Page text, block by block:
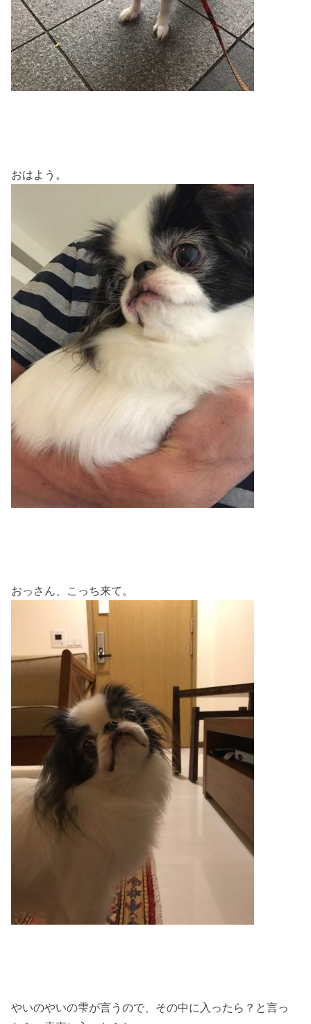
おはよう。
おっさん、こっち来て。
やいのやいの雫が言うので、その中に入ったら？と言っ